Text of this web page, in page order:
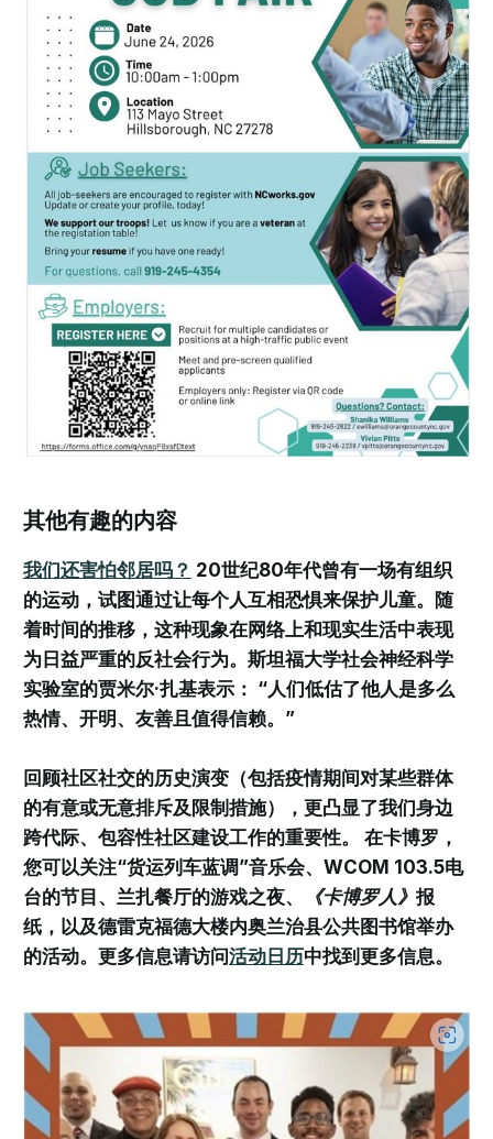
其他有趣的内容
我们还害怕邻居吗？ 20世纪80年代曾有一场有组织
的运动，试图通过让每个人互相恐惧来保护儿童。随
着时间的推移，这种现象在网络上和现实生活中表现
为日益严重的反社会行为。斯坦福大学社会神经科学
实验室的贾米尔·扎基表示： “人们低估了他人是多么
热情、开明、友善且值得信赖。”
回顾社区社交的历史演变（包括疫情期间对某些群体
的有意或无意排斥及限制措施），更凸显了我们身边
跨代际、包容性社区建设工作的重要性。 在卡博罗，
您可以关注“货运列车蓝调”音乐会、WCOM 103.5电
台的节目、兰扎餐厅的游戏之夜、
《卡博罗人》 报
纸，以及德雷克福德大楼内奥兰治县公共图书馆举办
的活动。更多信息请访问活动日历中找到更多信息。